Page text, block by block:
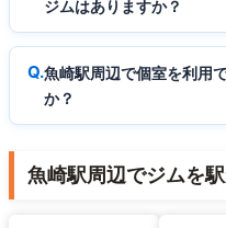
ジムはありますか？
魚崎駅周辺で個室を利用
か？
魚崎駅周辺でジムを